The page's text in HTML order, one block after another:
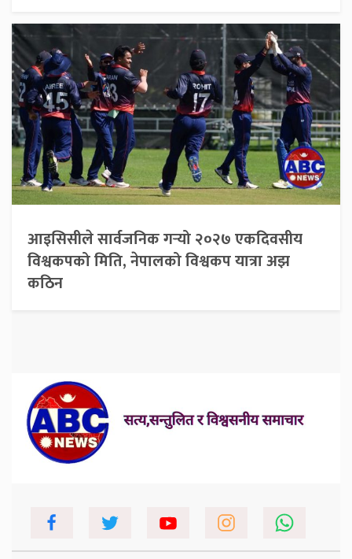
आइसिसीले सार्वजनिक गर्‍यो २०२७ एकदिवसीय
विश्वकपको मिति, नेपालको विश्वकप यात्रा अझ
कठिन